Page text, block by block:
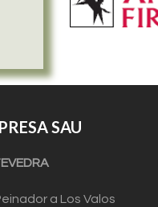
SAU
a Los Valos